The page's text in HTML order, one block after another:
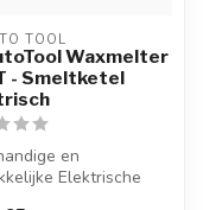
TOOL
Waxmelter
- Smeltketel
en
Elektrische